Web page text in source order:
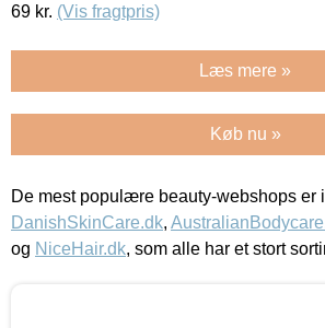
69 kr. (Vis fragtpris)
Læs mere »
Køb nu »
De mest populære beauty-webshops er
DanishSkinCare.dk,
og NiceHair.dk, som alle har et stort